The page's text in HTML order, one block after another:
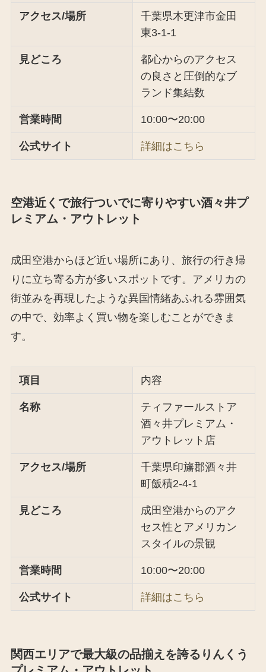
アクセス/場所
千葉県木更津市金田
東3-1-1
見どころ
都心からのアクセス
の良さと圧倒的なブ
ランド集結数
営業時間 10:00〜20:00
公式サイト 詳細はこちら
空港近くで旅行ついでに寄りやすい酒々井プ
レミアム・アウトレット
成田空港からほど近い場所にあり、旅行の行き帰
りに立ち寄る方が多いスポットです。アメリカの
街並みを再現したような異国情緒あふれる雰囲気
の中で、効率よく買い物を楽しむことができま
す。
項目 内容
名称
ティファールストア
酒々井プレミアム・
アウトレット店
アクセス/場所
千葉県印旛郡酒々井
町飯積2-4-1
見どころ
成田空港からのアク
セス性とアメリカン
スタイルの景観
営業時間 10:00〜20:00
公式サイト 詳細はこちら
関西エリアで最大級の品揃えを誇るりんくう